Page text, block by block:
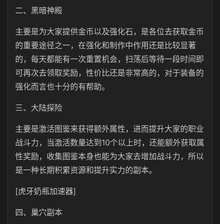
二、黑暗神殿
主要是为大家提供金币以及强化石，是各位去获取金币
的重要途径之一，在强化和制作中作用还是比较显著
的，每天都能有一次重置机会，扫荡后等待一段时间即
可再次去领取奖励，性价比还是非常高的，对于装备的
强化而言也十分的有帮助。
三、大陆探险
主要是激活图鉴来获得额外属性，进而提升大家的职业
战斗力，当激活数量达到10个以上时，还能额外获取属
性奖励，收集图鉴本身也能为大家去增加战斗力，所以
是一种长期积累资源和提升实力的副本。
[虎牙奶瓶加速器]
四、巢穴副本